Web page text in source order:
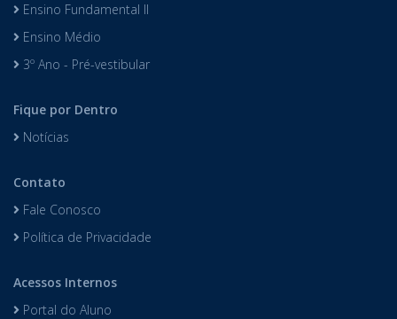
Ensino Fundamental II
Ensino Médio
3º Ano - Pré-vestibular
Fique por Dentro
Notícias
Contato
Fale Conosco
Política de Privacidade
Acessos Internos
Portal do Aluno